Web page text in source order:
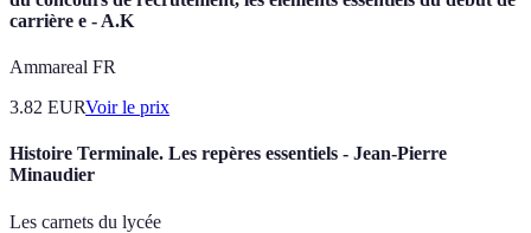
carrière e - A.K
Ammareal FR
3.82 EURVoir le prix
Histoire Terminale. Les repères essentiels - Jean-Pierre
Minaudier
Les carnets du lycée